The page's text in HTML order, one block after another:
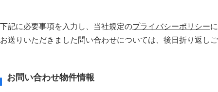
下記に必要事項を入力し、当社規定のプライバシーポリシー
お送りいただきました問い合わせについては、後⽇折り返し
お問い合わせ物件情報